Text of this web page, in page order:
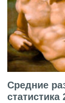
Средние
статистика